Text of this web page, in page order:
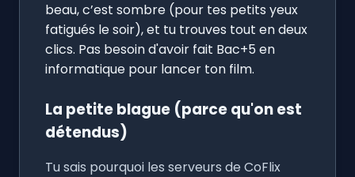
beau, c’est sombre (pour tes petits yeux
fatigués le soir), et tu trouves tout en deux
clics. Pas besoin d'avoir fait Bac+5 en
informatique pour lancer ton film.
La petite blague (parce qu'on est
détendus)
Tu sais pourquoi les serveurs de CoFlix